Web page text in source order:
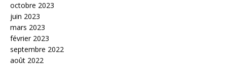
octobre 2023
juin 2023
mars 2023
février 2023
septembre 2022
août 2022